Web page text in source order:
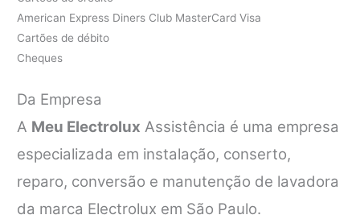
American Express Diners Club MasterCard Visa
Cartões de débito
Cheques
Da Empresa
A Meu Electrolux Assistência é uma empresa
especializada em instalação, conserto,
reparo, conversão e manutenção de lavadora
da marca Electrolux em São Paulo.